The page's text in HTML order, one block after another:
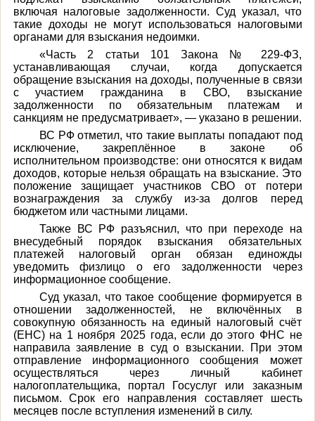
включая налоговые задолженности. Суд указал, что
такие доходы не могут использоваться налоговыми
органами для взыскания недоимки.
«Часть 2 статьи 101 Закона № 229-ФЗ,
устанавливающая случаи, когда допускается
обращение взыскания на доходы, полученные в связи
с участием гражданина в СВО, взыскание
задолженности по обязательным платежам и
санкциям не предусматривает», — указано в решении.
ВС РФ отметил, что такие выплаты попадают под
исключение, закреплённое в законе об
исполнительном производстве: они относятся к видам
доходов, которые нельзя обращать на взыскание. Это
положение защищает участников СВО от потери
вознаграждения за службу из-за долгов перед
бюджетом или частными лицами.
Также ВС РФ разъяснил, что при переходе на
внесудебный порядок взыскания обязательных
платежей налоговый орган обязан единожды
уведомить физлицо о его задолженности через
информационное сообщение.
Суд указал, что такое сообщение формируется в
отношении задолженностей, не включённых в
совокупную обязанность на единый налоговый счёт
(ЕНС) на 1 ноября 2025 года, если до этого ФНС не
направила заявление в суд о взыскании. При этом
отправление информационного сообщения может
осуществляться через личный кабинет
налогоплательщика, портал Госуслуг или заказным
письмом. Срок его направления составляет шесть
месяцев после вступления изменений в силу.